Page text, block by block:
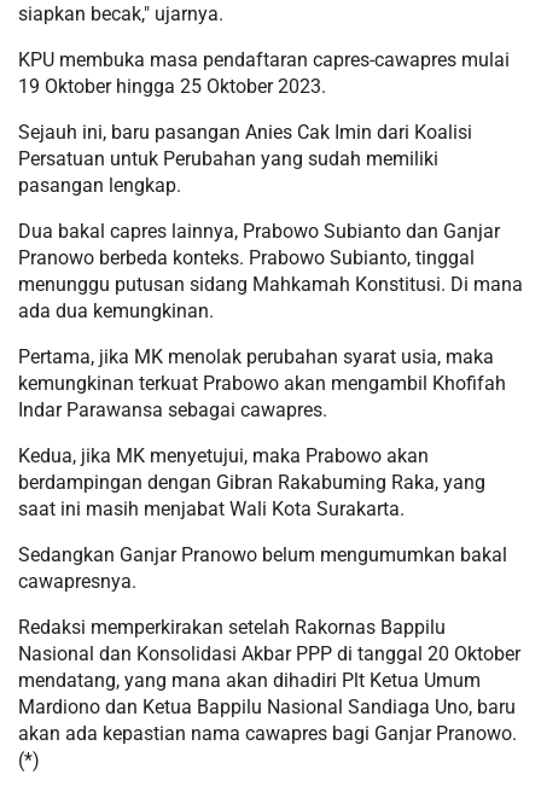
siapkan becak," ujarnya.
KPU membuka masa pendaftaran capres-cawapres mulai
19 Oktober hingga 25 Oktober 2023.
Sejauh ini, baru pasangan Anies Cak Imin dari Koalisi
Persatuan untuk Perubahan yang sudah memiliki
pasangan lengkap.
Dua bakal capres lainnya, Prabowo Subianto dan Ganjar
Pranowo berbeda konteks. Prabowo Subianto, tinggal
menunggu putusan sidang Mahkamah Konstitusi. Di mana
ada dua kemungkinan.
Pertama, jika MK menolak perubahan syarat usia, maka
kemungkinan terkuat Prabowo akan mengambil Khofifah
Indar Parawansa sebagai cawapres.
Kedua, jika MK menyetujui, maka Prabowo akan
berdampingan dengan Gibran Rakabuming Raka, yang
saat ini masih menjabat Wali Kota Surakarta.
Sedangkan Ganjar Pranowo belum mengumumkan bakal
cawapresnya.
Redaksi memperkirakan setelah Rakornas Bappilu
Nasional dan Konsolidasi Akbar PPP di tanggal 20 Oktober
mendatang, yang mana akan dihadiri Plt Ketua Umum
Mardiono dan Ketua Bappilu Nasional Sandiaga Uno, baru
akan ada kepastian nama cawapres bagi Ganjar Pranowo.
(*)